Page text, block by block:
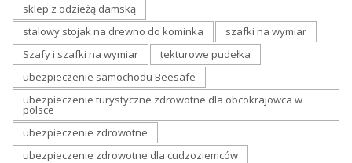
sklep z odzieżą damską
stalowy stojak na drewno do kominka
szafki na wymiar
Szafy i szafki na wymiar
tekturowe pudełka
ubezpieczenie samochodu Beesafe
ubezpieczenie turystyczne zdrowotne dla obcokrajowca w
polsce
ubezpieczenie zdrowotne
ubezpieczenie zdrowotne dla cudzoziemców